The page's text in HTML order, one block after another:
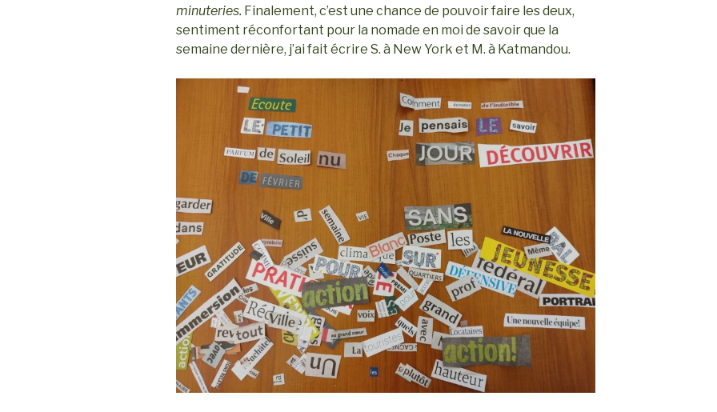
minuteries. Finalement, c’est une chance de pouvoir faire les deux,
sentiment réconfortant pour la nomade en moi de savoir que la
semaine dernière, j’ai fait écrire S. à New York et M. à Katmandou.